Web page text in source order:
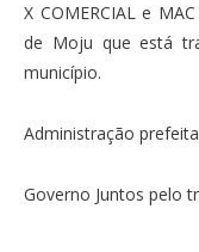
X COMERCIAL e
de Moju que está
município.
Administração
Governo Juntos pelo